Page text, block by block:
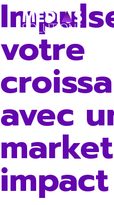
Skip
votre
avec
impact